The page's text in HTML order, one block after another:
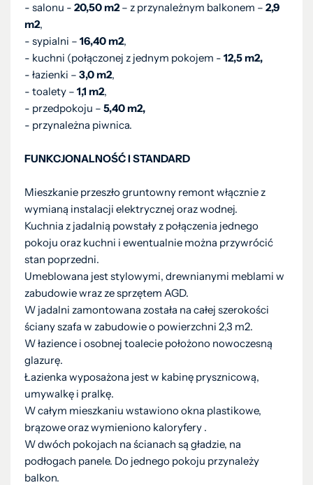
- salonu - 20,50 m2– z przynależnym balkonem – 2,9
m2,
- sypialni – 16,40 m2,
- kuchni (połączonej z jednym pokojem - 12,5 m2,
- łazienki – 3,0 m2,
- toalety – 1,1 m2,
- przedpokoju – 5,40 m2,
- przynależna piwnica.
FUNKCJONALNOŚĆ I STANDARD
Mieszkanie przeszło gruntowny remont włącznie z
wymianą instalacji elektrycznej oraz wodnej.
Kuchnia z jadalnią powstały z połączenia jednego
pokoju oraz kuchni i ewentualnie można przywrócić
stan poprzedni.
Umeblowana jest stylowymi, drewnianymi meblami w
zabudowie wraz ze sprzętem AGD.
W jadalni zamontowana została na całej szerokości
ściany szafa w zabudowie o powierzchni 2,3 m2.
W łazience i osobnej toalecie położono nowoczesną
glazurę.
Łazienka wyposażona jest w kabinę prysznicową,
umywalkę i pralkę.
W całym mieszkaniu wstawiono okna plastikowe,
brązowe oraz wymieniono kaloryfery .
W dwóch pokojach na ścianach są gładzie, na
podłogach panele. Do jednego pokoju przynależy
balkon.